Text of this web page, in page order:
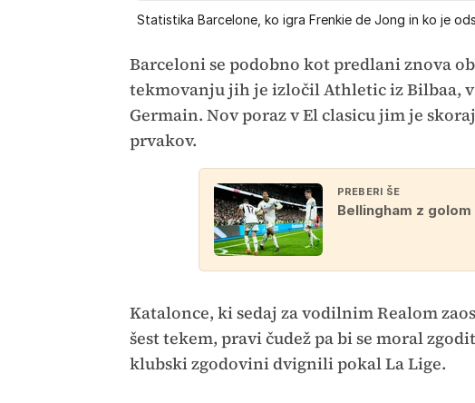
Statistika Barcelone, ko igra Frenkie de Jong in ko je
Barceloni se podobno kot predlani znova
tekmovanju jih je izločil Athletic iz Bilbaa,
Germain. Nov poraz v El clasicu jim je
prvakov.
PREBERI ŠE
Bellingham z
Katalonce, ki sedaj za vodilnim Realom
šest tekem, pravi čudež pa bi se moral
klubski zgodovini dvignili pokal La Lige.